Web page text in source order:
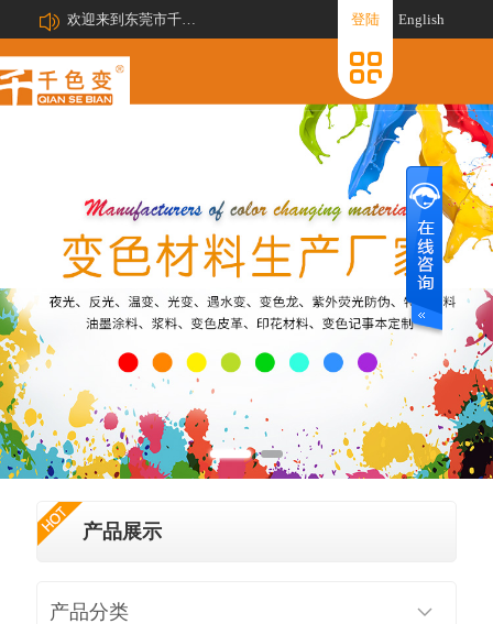
欢迎来到东莞市千色变新材料有限公司网站! English
登陆
产品展示
产品分类